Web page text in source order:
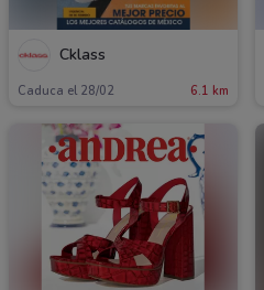
Cklass
Caduca el 28/02 6.1 km